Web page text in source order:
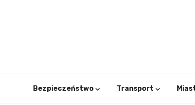
Bezpieczeństwo Transport